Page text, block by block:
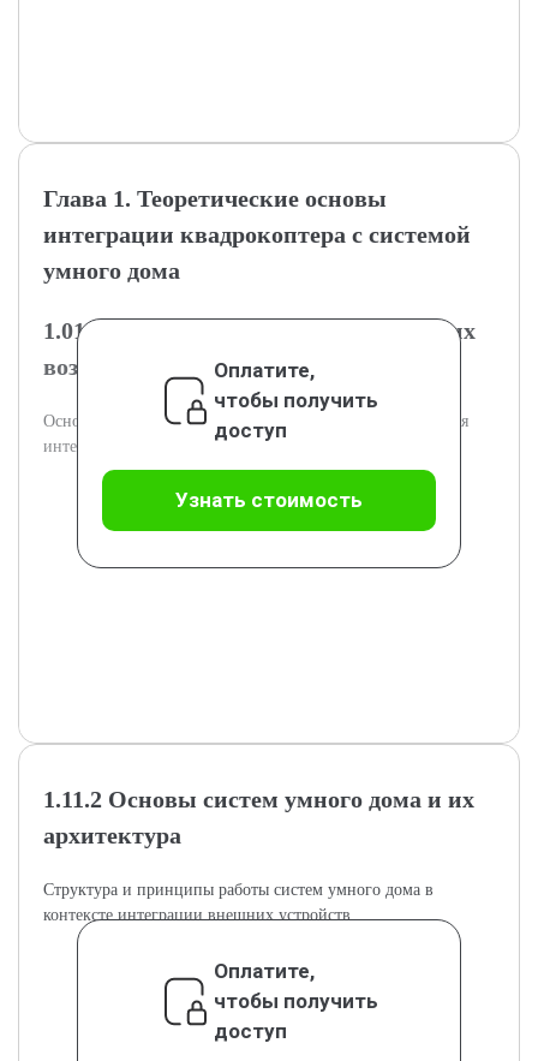
Глава 1. Теоретические основы
интеграции квадрокоптера с системой
умного дома
1.01.1 Технологии квадрокоптеров и их
возможности
Основные характеристики и функции квадрокоптеров для
интеграции с умным домом.
Оплатите,
чтобы получить
доступ
Узнать стоимость
1.11.2 Основы систем умного дома и их
архитектура
Структура и принципы работы систем умного дома в
контексте интеграции внешних устройств.
Оплатите,
чтобы получить
доступ